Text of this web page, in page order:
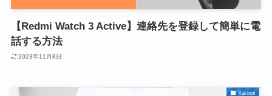
【Redmi Watch 3 Active】連絡先を登録して簡単に電
話する方法
2023年11月8日
Xiaomi